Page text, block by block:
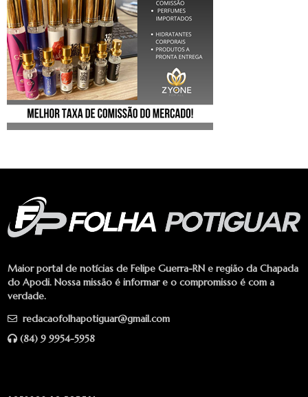
Maior portal de notícias de Felipe Guerra-RN e região da Chapada
do Apodi. Nossa missão é informar e o compromisso é com a
verdade.
redacaofolhapotiguar@gmail.com
(84) 9 9954-5958